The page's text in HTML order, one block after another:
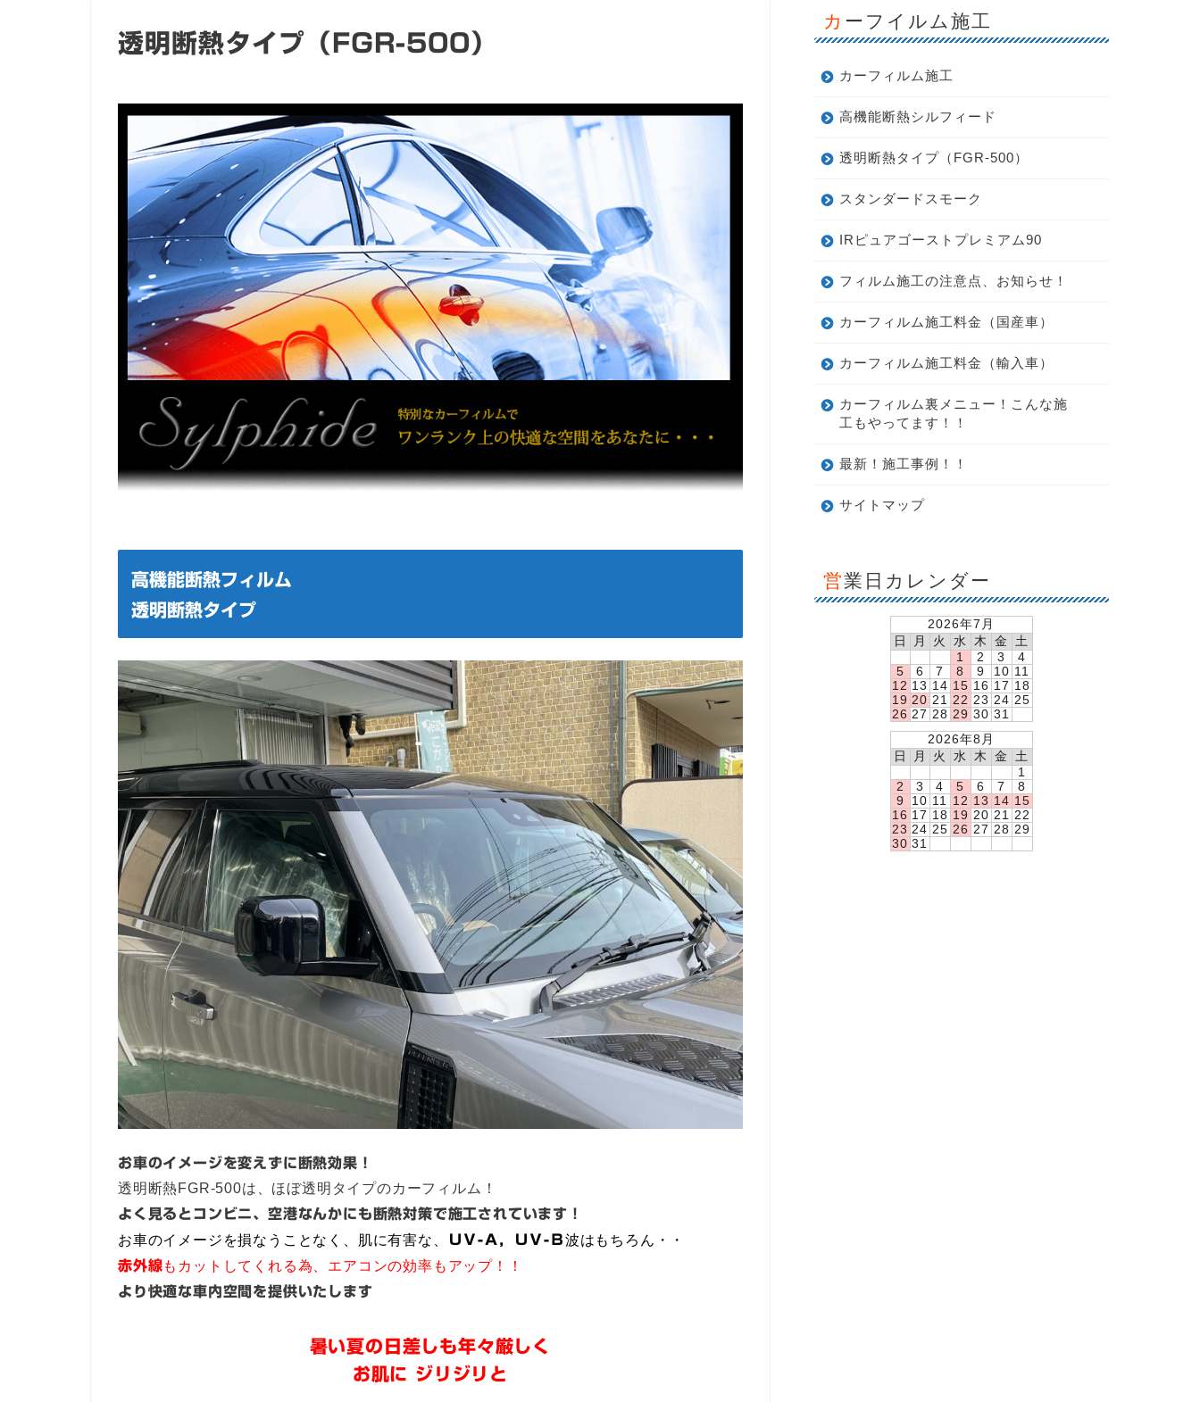
透明断熱タイプ（FGR-500）
高機能断熱フィルム
透明断熱タイプ
お車のイメージを変えずに断熱効果！
透明断熱FGR-500は、ほぼ透明タイプのカーフィルム！
よく見るとコンビニ、空港なんかにも断熱対策で施工されています！
お車のイメージを損なうことなく、肌に有害な、 ＵＶ-Ａ，ＵＶ-Ｂ波はもちろん・・
赤外線もカットしてくれる為、エアコンの効率もアップ！！
より快適な車内空間を提供いたします
暑い夏の日差しも年々厳しく
お肌に ジリジリと
カーフイルム施工
カーフィルム施工
高機能断熱シルフィード
透明断熱タイプ（FGR-500）
スタンダードスモーク
IRピュアゴーストプレミアム90
フィルム施工の注意点、お知らせ！
カーフィルム施工料金（国産車）
カーフィルム施工料金（輸入車）
カーフィルム裏メニュー！こんな施
工もやってます！！
最新！施工事例！！
サイトマップ
営業日カレンダー
2026年7月
日
月 火 水 木 金
土
1
2 3
4
5
6 7 8 9 10 11
12 13 14 15 16 17 18
19 20 21 22 23 24 25
26 27 28 29 30 31
2026年8月
日
月 火 水 木 金
土
1
2
3 4 5 6 7
8
9
10 11 12 13 14 15
16 17 18 19 20 21
22
23 24 25 26 27 28 29
30 31